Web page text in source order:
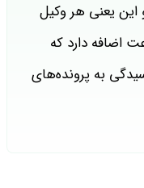
یعنی هر وکیل
ساعت اضافه دارد که
برای رسیدگی به پرونده‌های